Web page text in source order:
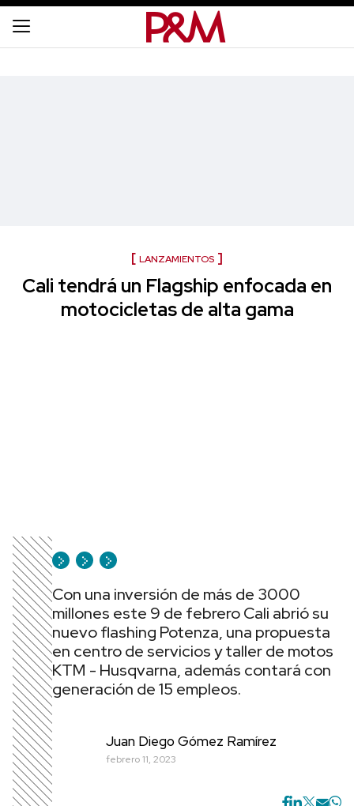
LANZAMIENTOS
Cali tendrá un Flagship enfocada en
motocicletas de alta gama
Con una inversión de más de 3000
millones este 9 de febrero Cali abrió su
nuevo flashing Potenza, una propuesta
en centro de servicios y taller de motos
KTM - Husqvarna, además contará con
generación de 15 empleos.
Juan Diego Gómez Ramírez
febrero 11, 2023